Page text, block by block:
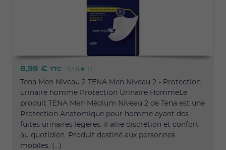
8,98 € TTC 7,48 € HT
Tena Men Niveau 2 TENA Men Niveau 2 - Protection
urinaire homme Protection Urinaire HommeLe
produit TENA Men Médium Niveau 2 de Tena est une
Protection Anatomique pour homme ayant des
fuites urinaires légères. Il allie discrétion et confort
au quotidien. Produit destiné aux personnes
mobiles, (...)